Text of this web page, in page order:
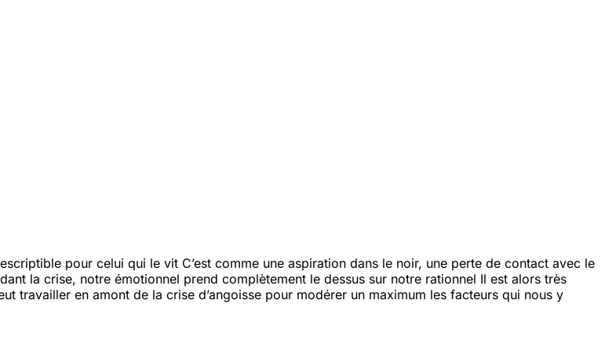
pour celui qui le vit C’est comme une aspiration dans le noir, une perte de contact avec le
la crise, notre émotionnel prend complètement le dessus sur notre rationnel Il est alors très
travailler en amont de la crise d’angoisse pour modérer un maximum les facteurs qui nous y